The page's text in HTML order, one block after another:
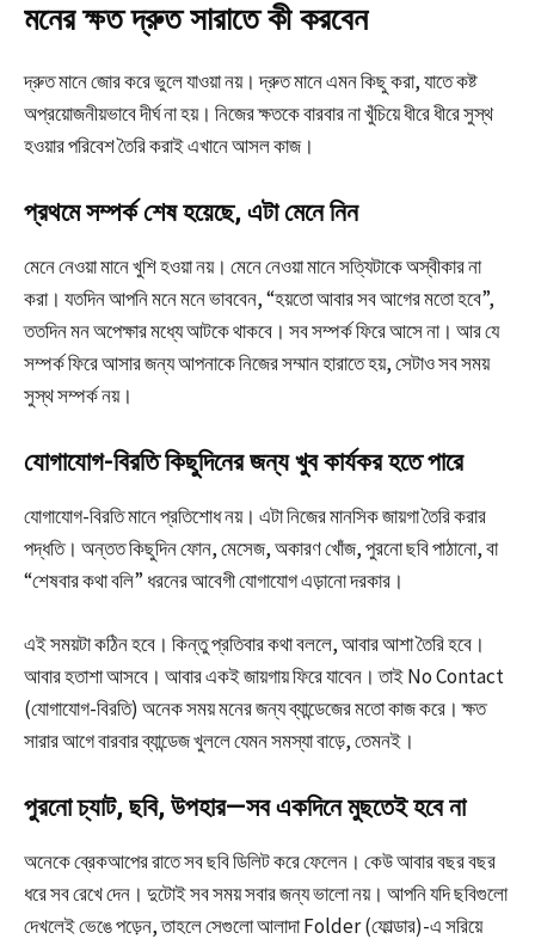
মনের ক্ষত দ্রুত সারাতে কী করবেন
দ্রুত মানে জোর করে ভুলে যাওয়া নয়। দ্রুত মানে এমন কিছু করা, যাতে কষ্ট
অপ্রয়োজনীয়ভাবে দীর্ঘ না হয়। নিজের ক্ষতকে বারবার না খুঁচিয়ে ধীরে ধীরে সুস্থ
হওয়ার পরিবেশ তৈরি করাই এখানে আসল কাজ।
প্রথমে সম্পর্ক শেষ হয়েছে, এটা মেনে নিন
মেনে নেওয়া মানে খুশি হওয়া নয়। মেনে নেওয়া মানে সত্যিটাকে অস্বীকার না
করা। যতদিন আপনি মনে মনে ভাববেন, “হয়তো আবার সব আগের মতো হবে”,
ততদিন মন অপেক্ষার মধ্যে আটকে থাকবে। সব সম্পর্ক ফিরে আসে না। আর যে
সম্পর্ক ফিরে আসার জন্য আপনাকে নিজের সম্মান হারাতে হয়, সেটাও সব সময়
সুস্থ সম্পর্ক নয়।
যোগাযোগ-বিরতি কিছুদিনের জন্য খুব কার্যকর হতে পারে
যোগাযোগ-বিরতি মানে প্রতিশোধ নয়। এটা নিজের মানসিক জায়গা তৈরি করার
পদ্ধতি। অন্তত কিছুদিন ফোন, মেসেজ, অকারণ খোঁজ, পুরনো ছবি পাঠানো, বা
“শেষবার কথা বলি” ধরনের আবেগী যোগাযোগ এড়ানো দরকার।
এই সময়টা কঠিন হবে। কিন্তু প্রতিবার কথা বললে, আবার আশা তৈরি হবে।
আবার হতাশা আসবে। আবার একই জায়গায় ফিরে যাবেন। তাই No Contact
(যোগাযোগ-বিরতি) অনেক সময় মনের জন্য ব্যান্ডেজের মতো কাজ করে। ক্ষত
সারার আগে বারবার ব্যান্ডেজ খুললে যেমন সমস্যা বাড়ে, তেমনই।
পুরনো চ্যাট, ছবি, উপহার—সব একদিনে মুছতেই হবে না
অনেকে ব্রেকআপের রাতে সব ছবি ডিলিট করে ফেলেন। কেউ আবার বছর বছর
ধরে সব রেখে দেন। দুটোই সব সময় সবার জন্য ভালো নয়। আপনি যদি ছবিগুলো
দেখলেই ভেঙে পড়েন, তাহলে সেগুলো আলাদা Folder (ফোল্ডার)-এ সরিয়ে